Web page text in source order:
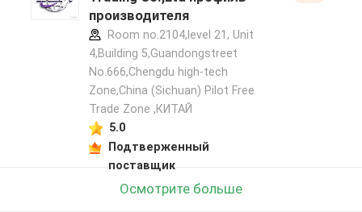
производителя
Room no.2104,level 21, Unit
4,Building 5,Guandongstreet
No.666,Chengdu high-tech
Zone,China (Sichuan) Pilot Free
Trade Zone ,КИТАЙ
5.0
Подтверженный
поставщик
Осмотрите больше